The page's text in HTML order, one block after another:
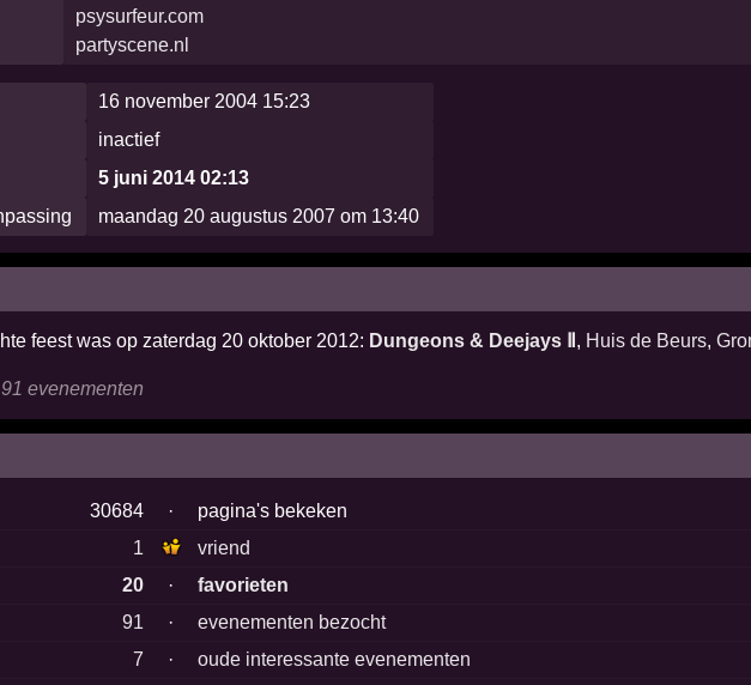
psysurfeur.com
partyscene.nl
16 november 2004 15:23
inactief
5 juni 2014 02:13
maandag 20 augustus 2007 om 13:40
feest was op zaterdag 20 oktober 2012: Dungeons & Deejays Ⅱ , Huis de Beurs,
evenementen
30684 ·
pagina's bekeken
1
vriend
20
·
favorieten
91
·
evenementen bezocht
7
·
oude interessante evenementen